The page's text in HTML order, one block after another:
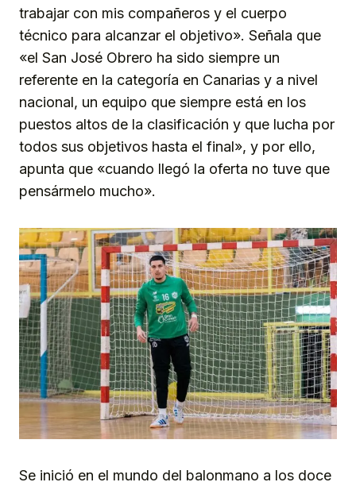
trabajar con mis compañeros y el cuerpo
técnico para alcanzar el objetivo». Señala que
«el San José Obrero ha sido siempre un
referente en la categoría en Canarias y a nivel
nacional, un equipo que siempre está en los
puestos altos de la clasificación y que lucha por
todos sus objetivos hasta el final», y por ello,
apunta que «cuando llegó la oferta no tuve que
pensármelo mucho».
Se inició en el mundo del balonmano a los doce